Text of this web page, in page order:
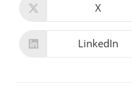
Ouvrir
autre
fenêtre
X
Ouvrir
LinkedIn